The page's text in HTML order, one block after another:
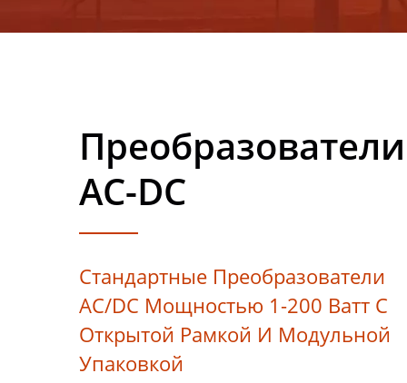
Преобразователи
AC-DC
Стандартные Преобразователи
AC/DC Мощностью 1-200 Ватт С
Открытой Рамкой И Модульной
Упаковкой